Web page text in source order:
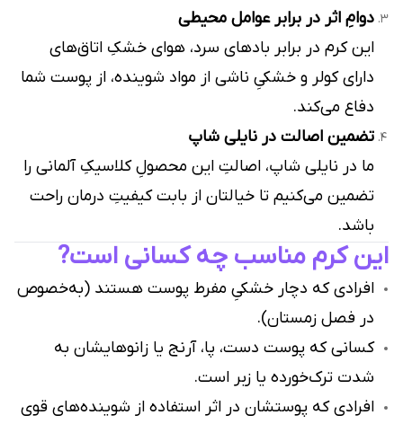
دوامِ اثر در برابر عوامل محیطی
این کرم در برابر بادهای سرد، هوای خشکِ اتاق‌های
دارای کولر و خشکیِ ناشی از مواد شوینده، از پوست شما
دفاع می‌کند.
تضمین اصالت در نایلی شاپ
ما در نایلی شاپ، اصالتِ این محصولِ کلاسیکِ آلمانی را
تضمین می‌کنیم تا خیالتان از بابت کیفیتِ درمان راحت
باشد.
این کرم مناسب چه کسانی است?
افرادی که دچار خشکیِ مفرط پوست هستند (به‌خصوص
در فصل زمستان).
کسانی که پوست دست، پا، آرنج یا زانوهایشان به
شدت ترک‌خورده یا زبر است.
افرادی که پوستشان در اثر استفاده از شوینده‌های قوی